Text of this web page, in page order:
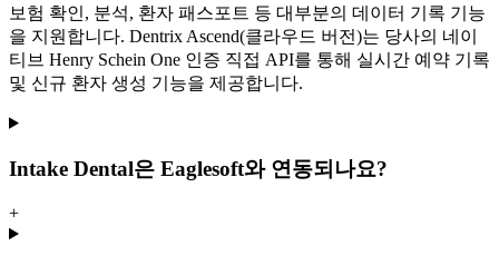
보험 확인, 분석, 환자 패스포트 등 대부분의 데이터 기록 기능
을 지원합니다. Dentrix Ascend(클라우드 버전)는 당사의 네이
티브 Henry Schein One 인증 직접 API를 통해 실시간 예약 기록
및 신규 환자 생성 기능을 제공합니다.
Intake Dental은 Eaglesoft와 연동되나요?
+